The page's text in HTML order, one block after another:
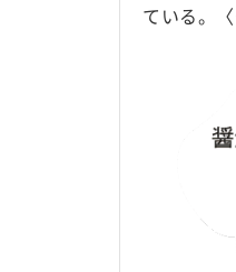
ている。